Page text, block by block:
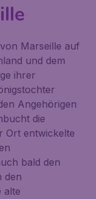
Marseille auf
und dem
ihrer
Angehörigen
die
Ort entwickelte
bald den
den
alte